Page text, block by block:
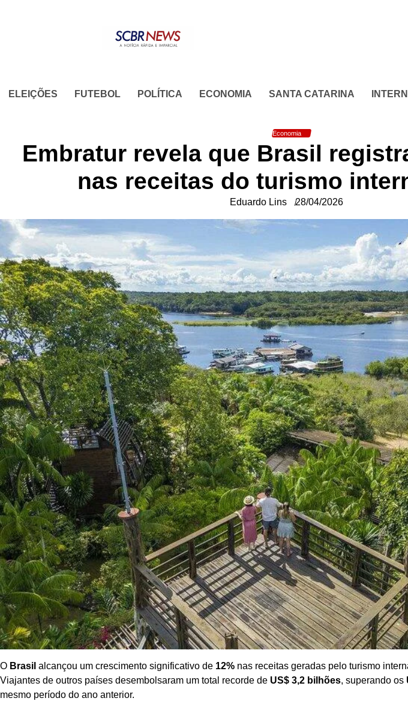
ELEIÇÕES FUTEBOL POLÍTICA ECONOMIA SANTA CATARINA
Economia
Embratur revela que Brasil
nas receitas do turismo
Eduardo Lins 28/04/2026
O Brasil alcançou um crescimento significativo de 12% nas receitas geradas pelo turismo
Viajantes de outros países desembolsaram um total recorde de US$ 3,2 bilhões, superando os
mesmo período do ano anterior.